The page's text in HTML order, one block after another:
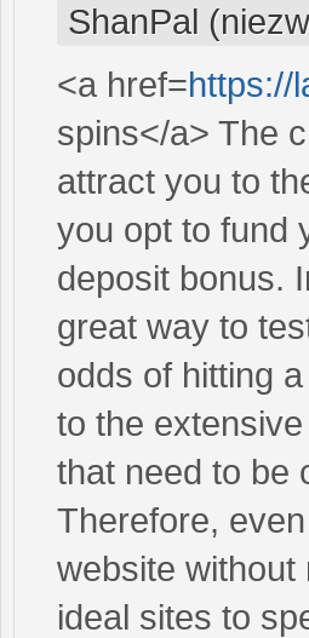
ShanPal
<a href=https://
spins</a> The
attract you to
you opt to fund
deposit bonus.
great way to
odds of hitting
to the
that need to be
Therefore,
website without
ideal sites to